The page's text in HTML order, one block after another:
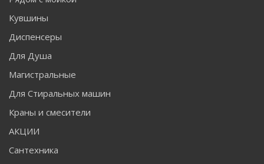
Кувшины
Диспенсеры
Для Душа
Магистральные
Для Стиральных машин
Краны и смесители
АКЦИИ
Сантехника